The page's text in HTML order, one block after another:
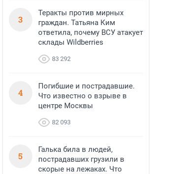
3
Теракты против мирных
граждан. Татьяна Ким
ответила, почему ВСУ атакует
склады Wildberries
83 292
4
Погибшие и пострадавшие.
Что известно о взрыве в
центре Москвы
82 093
5
Галька била в людей,
пострадавших грузили в
скорые на лежаках. Что